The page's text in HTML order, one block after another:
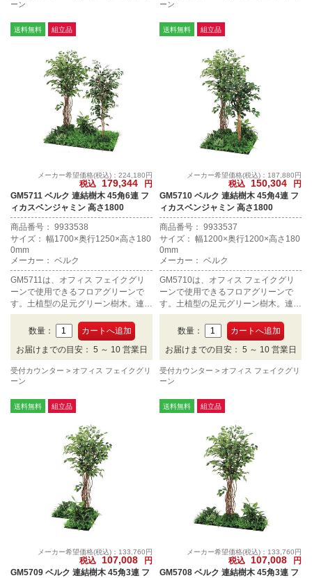
ーン
ーン
送料無料 組立品
メーカー希望価格(税込)：224,180円
税込 179,344
円
GM5711 ベルク 連結樹木 45角6連 フ
ィカスベンジャミン 高さ1800
商品番号： 9933538
サイズ： 幅1700×奥行1250×高さ180
0mm
メーカー： ベルク
GM5711は、オフィス フェイクグリ
ーンで使用できるフロアグリーンで
す。土植型の足元グリーン樹木。連結
タイプ、45角6連、高さ1800mmで
数量：
お届けまでの目安： 5 ～ 10 営業日
受付カウンター
オフィス フェイクグリ
ーン
送料無料 組立品
メーカー希望価格(税込)：187,880円
税込 150,304
円
GM5710 ベルク 連結樹木 45角4連 フ
ィカスベンジャミン 高さ1800
商品番号： 9933537
サイズ： 幅1200×奥行1200×高さ180
0mm
メーカー： ベルク
GM5710は、オフィス フェイクグリ
ーンで使用できるフロアグリーンで
す。土植型の足元グリーン樹木。連結
タイプ、45角4連、高さ1800mmで
数量：
お届けまでの目安： 5 ～ 10 営業日
受付カウンター
オフィス フェイクグリ
ーン
送料無料 組立品
メーカー希望価格(税込)：133,760円
税込 107,008
円
GM5709 ベルク 連結樹木 45角3連 フ
送料無料 組立品
メーカー希望価格(税込)：133,760円
税込 107,008
円
GM5708 ベルク 連結樹木 45角3連 フ